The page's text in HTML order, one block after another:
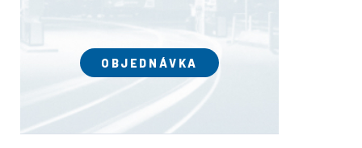
OBJEDNÁVKA